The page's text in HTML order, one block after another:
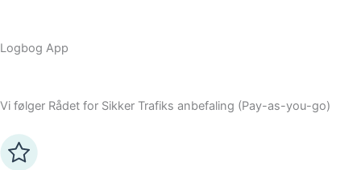
Logbog App
Vi følger Rådet for Sikker Trafiks anbefaling (Pay-as-you-go)